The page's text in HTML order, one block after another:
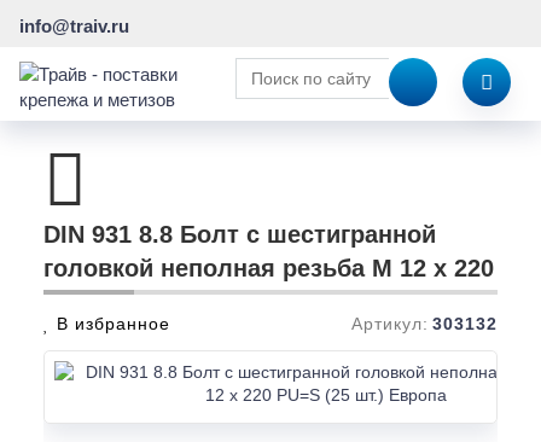
info@traiv.ru
DIN 931 8.8 Болт с шестигранной
головкой неполная резьба M 12 x 220
В избранное Артикул: 303132